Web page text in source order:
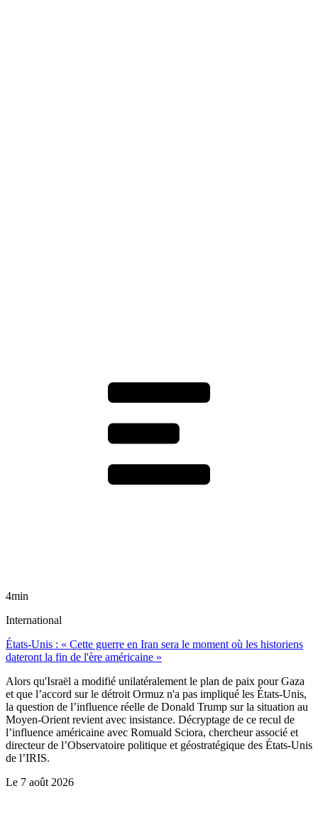
4min
International
États-Unis : « Cette guerre en Iran sera le moment où les historiens
dateront la fin de l'ère américaine »
Alors qu'Israël a modifié unilatéralement le plan de paix pour Gaza
et que l’accord sur le détroit Ormuz n'a pas impliqué les États-Unis,
la question de l’influence réelle de Donald Trump sur la situation au
Moyen-Orient revient avec insistance. Décryptage de ce recul de
l’influence américaine avec Romuald Sciora, chercheur associé et
directeur de l’Observatoire politique et géostratégique des États-Unis
de l’IRIS.
Le 7 août 2026